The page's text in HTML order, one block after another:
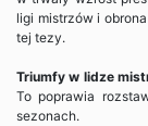
ligi mistrzów i
tej tezy.
Triumfy w lidze
To poprawia
sezonach.